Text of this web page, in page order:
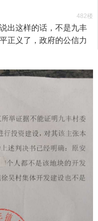
482楼
出这样的话，不是九丰
正义了，政府的公信力